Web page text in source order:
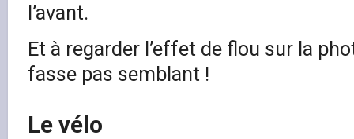
l’avant.
Et à regarder l’effet de flou sur la
fasse pas semblant !
Le vélo